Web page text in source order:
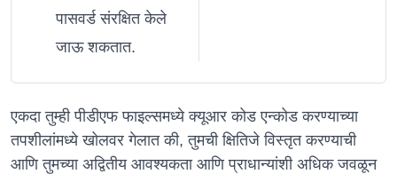
पासवर्ड संरक्षित केले
जाऊ शकतात.
एकदा तुम्ही पीडीएफ फाइल्समध्ये क्यूआर कोड एन्कोड करण्याच्या
तपशीलांमध्ये खोलवर गेलात की, तुमची क्षितिजे विस्तृत करण्याची
आणि तुमच्या अद्वितीय आवश्यकता आणि प्राधान्यांशी अधिक जवळून